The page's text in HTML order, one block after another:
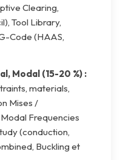
Clearing,
Tool Library,
Code (HAAS,
Modal (15-20 %) :
materials,
Mises /
Frequencies
(conduction,
Buckling et